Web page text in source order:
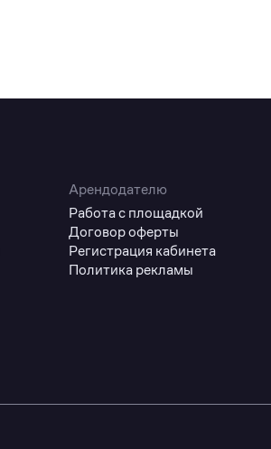
Арендодателю
Работа с площадкой
Договор оферты
Регистрация кабинета
Политика рекламы